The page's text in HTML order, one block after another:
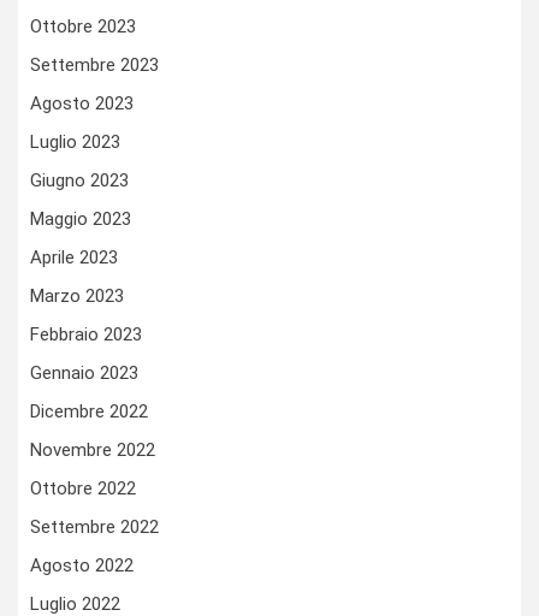
Ottobre 2023
Settembre 2023
Agosto 2023
Luglio 2023
Giugno 2023
Maggio 2023
Aprile 2023
Marzo 2023
Febbraio 2023
Gennaio 2023
Dicembre 2022
Novembre 2022
Ottobre 2022
Settembre 2022
Agosto 2022
Luglio 2022